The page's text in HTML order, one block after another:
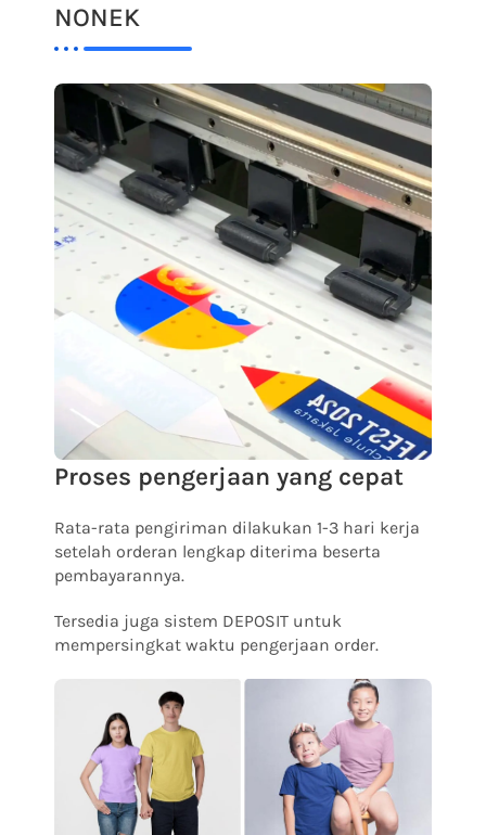
NONEK
Proses pengerjaan yang cepat
Rata-rata pengiriman dilakukan 1-3 hari kerja
setelah orderan lengkap diterima beserta
pembayarannya.
Tersedia juga sistem DEPOSIT untuk
mempersingkat waktu pengerjaan order.